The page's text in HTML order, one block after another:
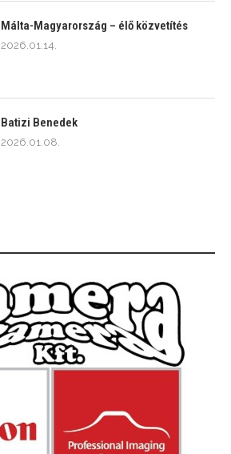
Málta-Magyarország – élő közvetítés
2026.01.14.
Batizi Benedek
2026.01.08.